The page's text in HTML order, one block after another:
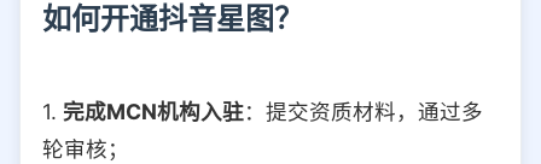
如何开通抖音星图？
1. 完成MCN机构入驻：提交资质材料，通过多
轮审核；